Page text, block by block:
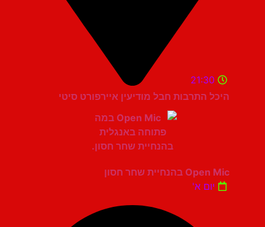
היכל התרבות חבל מודיעין איירפורט סיטי
21:30
Open Mic בהנחיית שחר חסון
יום א'